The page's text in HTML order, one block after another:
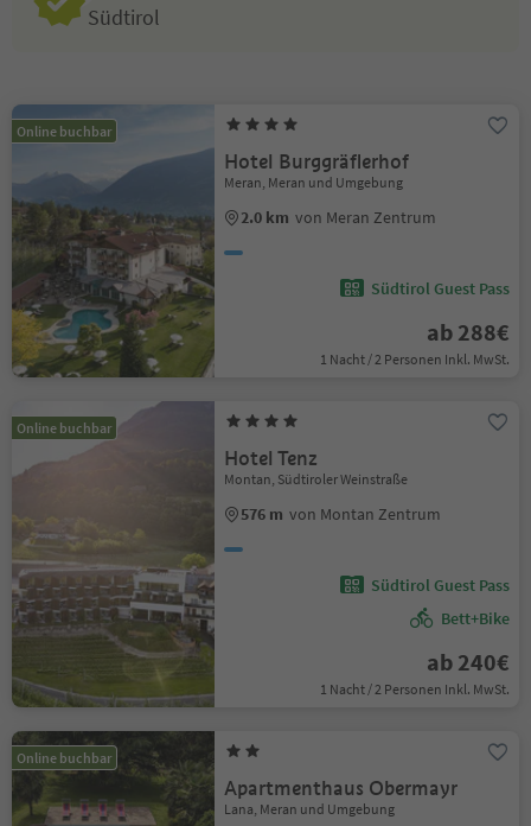
Südtirol
Online buchbar
Hotel Burggräflerhof
Meran, Meran und Umgebung
2.0 km von Meran Zentrum
Südtirol Guest Pass
ab 288€
1 Nacht / 2 Personen Inkl. MwSt.
Online buchbar
Hotel Tenz
Montan, Südtiroler Weinstraße
576 m von Montan Zentrum
Südtirol Guest Pass
Bett+Bike
ab 240€
1 Nacht / 2 Personen Inkl. MwSt.
Online buchbar
Apartmenthaus Obermayr
Lana, Meran und Umgebung